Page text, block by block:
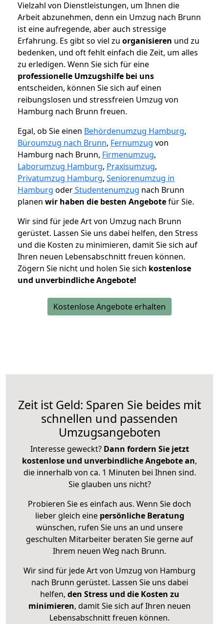
Vielzahl von Dienstleistungen, um Ihnen die
Arbeit abzunehmen, denn ein Umzug nach Brunn
ist eine aufregende, aber auch stressige
Erfahrung. Es gibt so viel zu organisieren und zu
bedenken, und oft fehlt einfach die Zeit, um alles
zu erledigen. Wenn Sie sich für eine
professionelle Umzugshilfe bei uns
entscheiden, können Sie sich auf einen
reibungslosen und stressfreien Umzug von
Hamburg nach Brunn freuen.
Egal, ob Sie einen Behördenumzug Hamburg,
Büroumzug nach Brunn, Fernumzug von
Hamburg nach Brunn, Firmenumzug,
Laborumzug Hamburg, Praxisumzug,
Privatumzug Hamburg, Seniorenumzug in
Hamburg oderStudentenumzug nach Brunn
planen wir haben die besten Angebotefür Sie.
Wir sind für jede Art von Umzug nach Brunn
gerüstet. Lassen Sie uns dabei helfen, den Stress
und die Kosten zu minimieren, damit Sie sich auf
Ihren neuen Lebensabschnitt freuen können.
Zögern Sie nicht und holen Sie sich kostenlose
und unverbindliche Angebote!
Kostenlose Angebote erhalten
Zeit ist Geld: Sparen Sie beides mit
schnellen und passenden
Umzugsangeboten
Interesse geweckt? Dann fordern Sie jetzt
kostenlose und unverbindliche Angebote an,
die innerhalb von ca. 1 Minuten bei Ihnen sind.
Sie glauben uns nicht?
Probieren Sie es einfach aus. Wenn Sie doch
lieber gleich eine persönliche Beratung
wünschen, rufen Sie uns an und unsere
geschulten Mitarbeiter beraten Sie gerne auf
Ihrem neuen Weg nach Brunn.
Wir sind für jede Art von Umzug von Hamburg
nach Brunn gerüstet. Lassen Sie uns dabei
helfen, den Stress und die Kosten zu
minimieren, damit Sie sich auf Ihren neuen
Lebensabschnitt freuen können.